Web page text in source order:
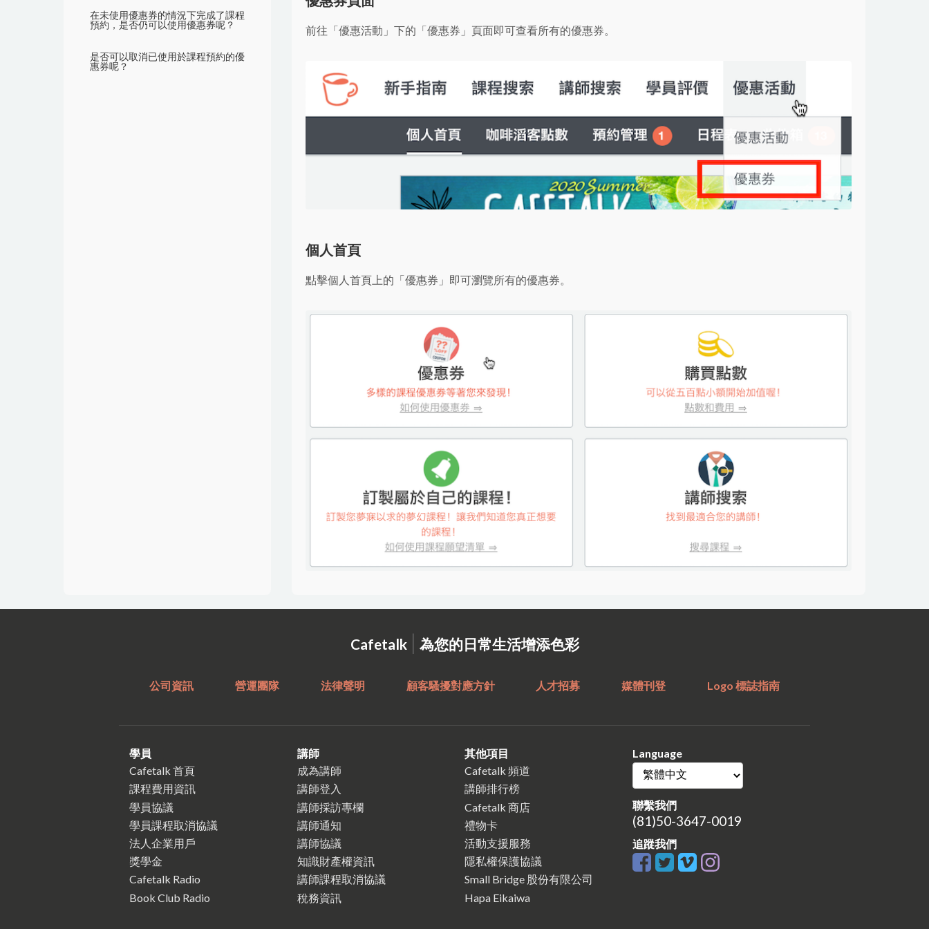
在未使用優惠券的情況下完成了課程
預約，是否仍可以使用優惠券呢？
是否可以取消已使用於課程預約的優
惠券呢？
前往「優惠活動」下的「優惠券」頁面即可查看所有的優惠券。
個人首頁
點擊個人首頁上的「優惠券」即可瀏覽所有的優惠券。
Cafetalk | 為您的日常生活增添色彩
公司資訊 營運團隊 法律聲明 顧客騷擾對應方針 人才招募 媒體刊登 Logo 標誌指南
學員
Cafetalk 首頁
課程費用資訊
學員協議
學員課程取消協議
法人企業用戶
獎學金
Cafetalk Radio
Book Club Radio
講師
成為講師
講師登入
講師採訪專欄
講師通知
講師協議
知識財產權資訊
講師課程取消協議
稅務資訊
其他項目
Cafetalk 頻道
講師排行榜
Cafetalk 商店
禮物卡
活動支援服務
隱私權保護協議
Small Bridge 股份有限公司
Hapa Eikaiwa
Language
聯繫我們
(81)50-3647-0019
追蹤我們